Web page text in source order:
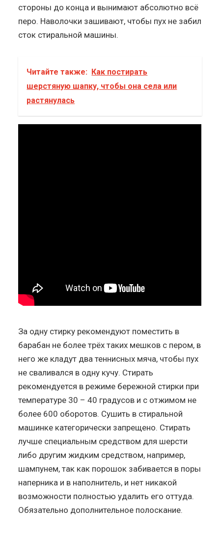
стороны до конца и вынимают абсолютно всё
перо. Наволочки зашивают, чтобы пух не забил
сток стиральной машины.
Читайте также: Как постирать
шерстяную шапку, чтобы она села или
растянулась
За одну стирку рекомендуют поместить в
барабан не более трёх таких мешков с пером, в
него же кладут два теннисных мяча, чтобы пух
не сваливался в одну кучу. Стирать
рекомендуется в режиме бережной стирки при
температуре 30 – 40 градусов и с отжимом не
более 600 оборотов. Сушить в стиральной
машинке категорически запрещено. Стирать
лучше специальным средством для шерсти
либо другим жидким средством, например,
шампунем, так как порошок забивается в поры
наперника и в наполнитель, и нет никакой
возможности полностью удалить его оттуда.
Обязательно дополнительное полоскание.